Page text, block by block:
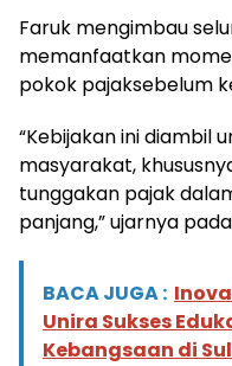
Faruk mengimbau
memanfaatkan
pokok pajaksebelum
“Kebijakan ini diambil
masyarakat,
tunggakan pajak
panjang,” ujarnya
BACA JUGA :
Unira Sukses
Kebangsaan di